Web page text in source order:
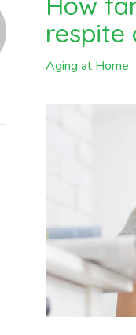
respite
Aging at Home